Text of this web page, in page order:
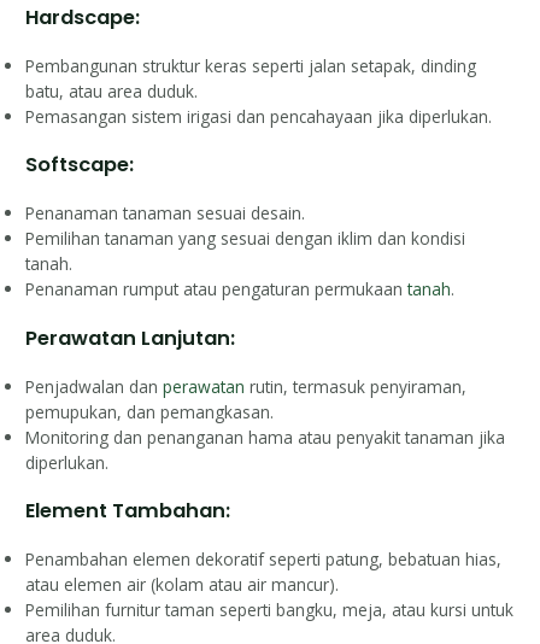
Hardscape:
Pembangunan struktur keras seperti jalan setapak, dinding
batu, atau area duduk.
Pemasangan sistem irigasi dan pencahayaan jika diperlukan.
Softscape:
Penanaman tanaman sesuai desain.
Pemilihan tanaman yang sesuai dengan iklim dan kondisi
tanah.
Penanaman rumput atau pengaturan permukaantanah.
Perawatan Lanjutan:
Penjadwalan danperawatan rutin, termasuk penyiraman,
pemupukan, dan pemangkasan.
Monitoring dan penanganan hama atau penyakit tanaman jika
diperlukan.
Element Tambahan:
Penambahan elemen dekoratif seperti patung, bebatuan hias,
atau elemen air (kolam atau air mancur).
Pemilihan furnitur taman seperti bangku, meja, atau kursi untuk
area duduk.